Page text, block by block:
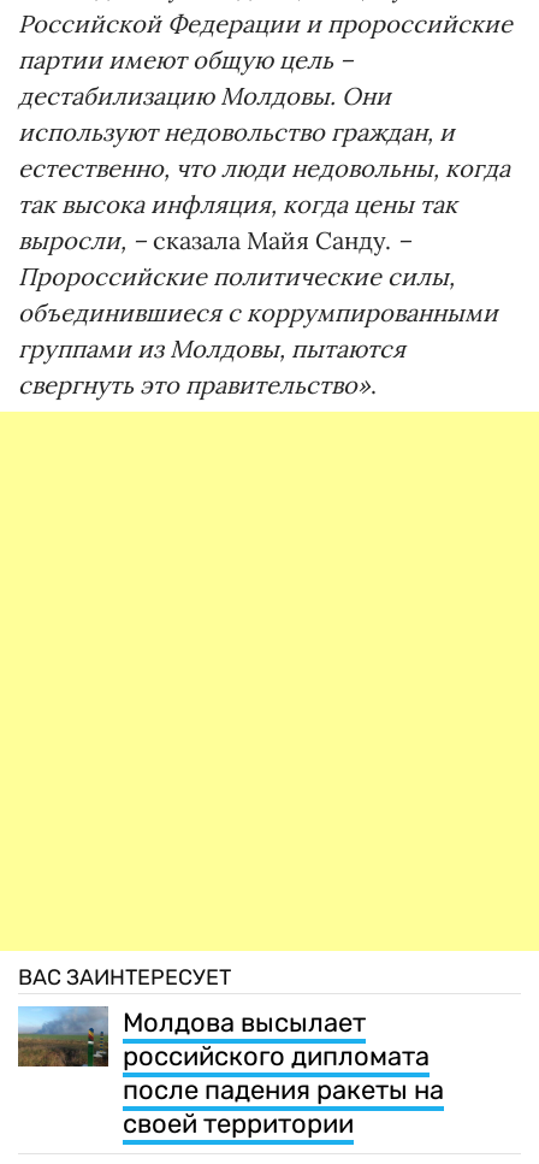
Российской Федерации и пророссийские
партии имеют общую цель –
дестабилизацию Молдовы. Они
используют недовольство граждан, и
естественно, что люди недовольны, когда
так высока инфляция, когда цены так
выросли, – сказала Майя Санду. –
Пророссийские политические силы,
объединившиеся с коррумпированными
группами из Молдовы, пытаются
свергнуть это правительство».
ВАС ЗАИНТЕРЕСУЕТ
Молдова высылает
российского дипломата
после падения ракеты на
своей территории